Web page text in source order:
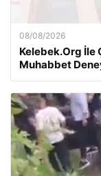
08/08/2026
Kelebek.Org İle
Muhabbet